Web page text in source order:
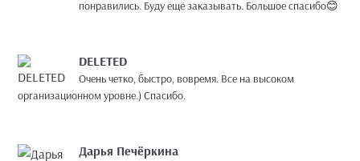
понравились. Буду ещё заказывать. Большое спасибо😊
DELETED
Очень четко, быстро, вовремя. Все на высоком
организационном уровне.) Спасибо.
Дарья Печёркина